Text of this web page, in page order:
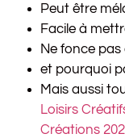
Peut être
Facile à
Ne fonce
et pourquoi
Mais aussi
Loisirs
Créations